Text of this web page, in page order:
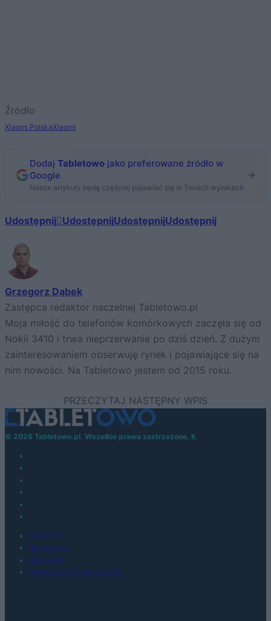
Źródło
Xiaomi PolskaXiaomi
Dodaj Tabletowo jako preferowane źródło w
Google
Nasze artykuły będą częściej pojawiać się w Twoich wynikach
Udostępnij UdostępnijUdostępnijUdostępnij
Grzegorz Dąbek
Zastępca redaktor naczelnej Tabletowo.pl
Moja miłość do telefonów komórkowych zaczęła się od
Nokii 3410 i trwa nieprzerwanie po dziś dzień. Z dużym
zainteresowaniem obserwuję rynek i pojawiające się na
nim nowości. Na Tabletowo jestem od 2015 roku.
© 2026 Tabletowo.pl. Wszelkie prawa zastrzeżone. K
KONTAKT
REDAKCJA
REKLAMA
POLITYKA PRYWATNOŚCI